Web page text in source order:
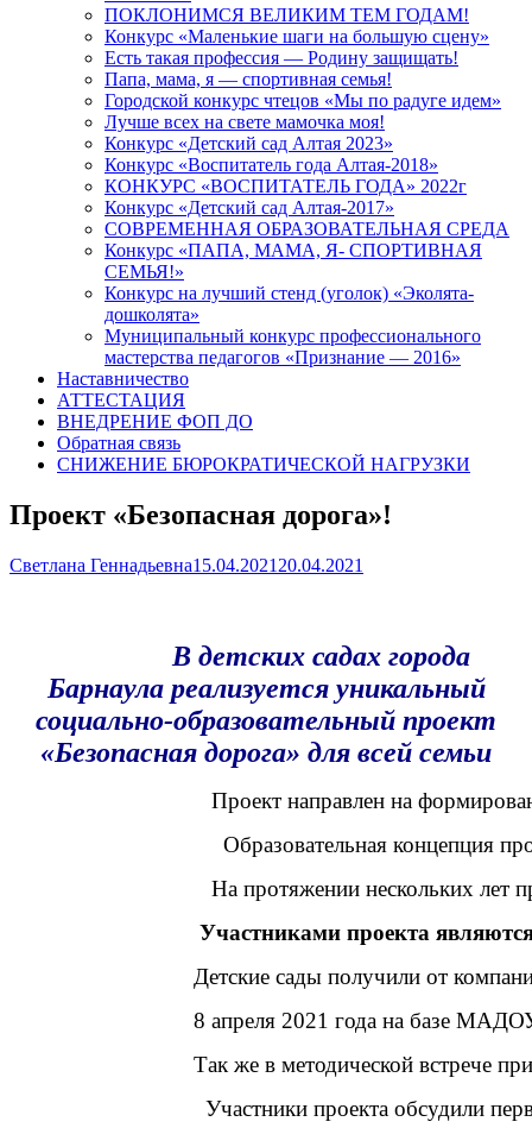
ПОКЛОНИМСЯ ВЕЛИКИМ ТЕМ ГОДАМ!
Конкурс «Маленькие шаги на большую сцену»
Есть такая профессия — Родину защищать!
Папа, мама, я — спортивная семья!
Городской конкурс чтецов «Мы по радуге идем»
Лучше всех на свете мамочка моя!
Конкурс «Детский сад Алтая 2023»
Конкурс «Воспитатель года Алтая-2018»
КОНКУРС «ВОСПИТАТЕЛЬ ГОДА» 2022г
Конкурс «Детский сад Алтая-2017»
СОВРЕМЕННАЯ ОБРАЗОВАТЕЛЬНАЯ СРЕДА
Конкурс «ПАПА, МАМА, Я- СПОРТИВНАЯ
СЕМЬЯ!»
Конкурс на лучший стенд (уголок) «Эколята-
дошколята»
Муниципальный конкурс профессионального
мастерства педагогов «Признание — 2016»
Наставничество
АТТЕСТАЦИЯ
ВНЕДРЕНИЕ ФОП ДО
Обратная связь
СНИЖЕНИЕ БЮРОКРАТИЧЕСКОЙ НАГРУЗКИ
Проект «Безопасная дорога»!
Author
Светлана ГеннадьевнаPublished
15.04.2021 20.04.2021
В детских садах города
Барнаула реализуется уникальный
социально-образовательный проект
«Безопасная дорога» для всей семьи
Проект направлен на формирование
Образовательная концепция
На протяжении нескольких лет
Участниками проекта являются
Детские сады получили от
8 апреля 2021 года на базе МАДОУ
Так же в методической встрече
Участники проекта обсудили первые